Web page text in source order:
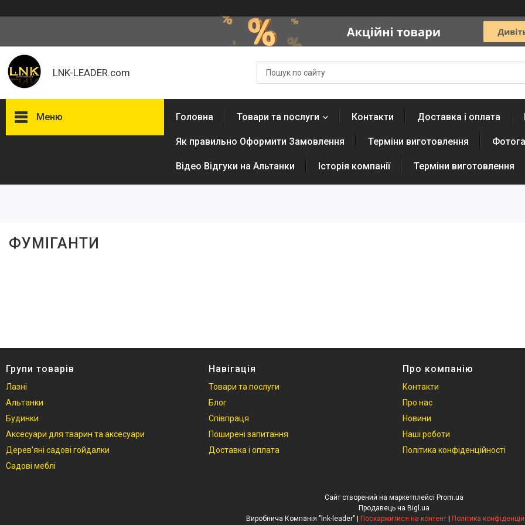
LNK-LEADER.com
Меню
Товари та послуги
Головна Товари та послуги Контакти Доставка і оплата
Як правильно Оформити Замовлення Терміни виготовлення
Відео Відгуки на Альтанки Історія компанії Терміни виготовлення
ФУМІГАНТИ
Групи товарів
Лазні
Альтанки
Будинки
Аксесуари для тварин та аксесуари
Дерев'яні садові гойдалки
Садові меблі
Навігація
Товари та послуги
Блог
Співпраця
Поширені запитання
Доставка і оплата
Про компанію
Контакти
Про нас
Новини
Наші роботи
Політика конфіденційності
Сайт створений на маркетплейсі Prom.ua
Продавець на Bigl.ua
Поскаржитися на контент Політика